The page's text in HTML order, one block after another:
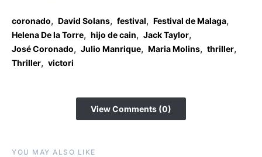
coronado, David Solans, festival, Festival de Malaga,
Helena De la Torre, hijo de cain, Jack Taylor,
José Coronado, Julio Manrique, Maria Molins, thriller,
Thriller, victori
View Comments (0)
YOU MAY ALSO LIKE